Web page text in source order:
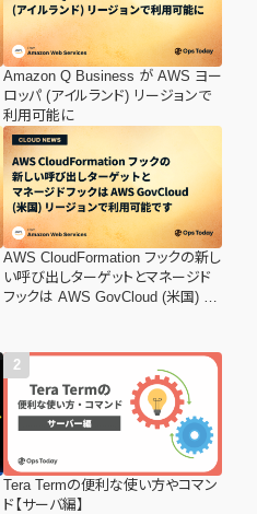
Amazon Q Business が AWS ヨー
ロッパ (アイルランド) リージョンで
利用可能に
AWS CloudFormation フックの新し
い呼び出しターゲットとマネージド
フックは AWS GovCloud (米国) リ
Tera Termの便利な使い方やコマン
ド【サーバ編】